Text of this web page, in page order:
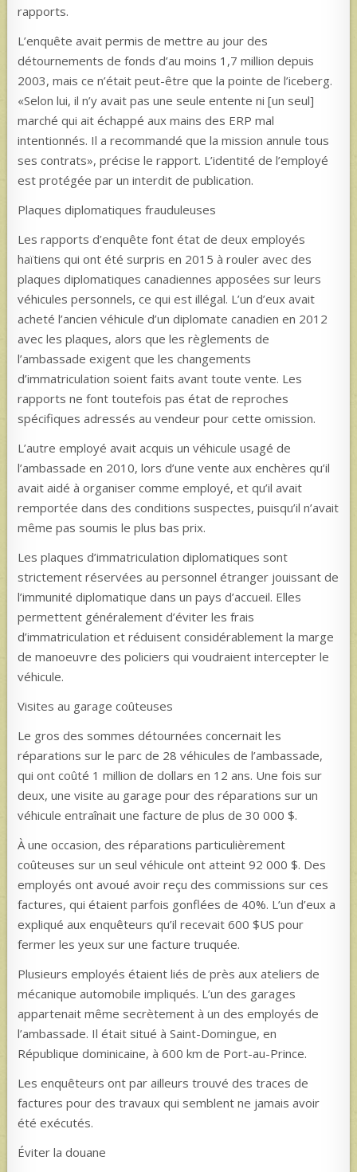
rapports.
L’enquête avait permis de mettre au jour des
détournements de fonds d’au moins 1,7 million depuis
2003, mais ce n’était peut-être que la pointe de l’iceberg.
«Selon lui, il n’y avait pas une seule entente ni [un seul]
marché qui ait échappé aux mains des ERP mal
intentionnés. Il a recommandé que la mission annule tous
ses contrats», précise le rapport. L’identité de l’employé
est protégée par un interdit de publication.
Plaques diplomatiques frauduleuses
Les rapports d’enquête font état de deux employés
haïtiens qui ont été surpris en 2015 à rouler avec des
plaques diplomatiques canadiennes apposées sur leurs
véhicules personnels, ce qui est illégal. L’un d’eux avait
acheté l’ancien véhicule d’un diplomate canadien en 2012
avec les plaques, alors que les règlements de
l’ambassade exigent que les changements
d’immatriculation soient faits avant toute vente. Les
rapports ne font toutefois pas état de reproches
spécifiques adressés au vendeur pour cette omission.
L’autre employé avait acquis un véhicule usagé de
l’ambassade en 2010, lors d’une vente aux enchères qu’il
avait aidé à organiser comme employé, et qu’il avait
remportée dans des conditions suspectes, puisqu’il n’avait
même pas soumis le plus bas prix.
Les plaques d’immatriculation diplomatiques sont
strictement réservées au personnel étranger jouissant de
l’immunité diplomatique dans un pays d’accueil. Elles
permettent généralement d’éviter les frais
d’immatriculation et réduisent considérablement la marge
de manoeuvre des policiers qui voudraient intercepter le
véhicule.
Visites au garage coûteuses
Le gros des sommes détournées concernait les
réparations sur le parc de 28 véhicules de l’ambassade,
qui ont coûté 1 million de dollars en 12 ans. Une fois sur
deux, une visite au garage pour des réparations sur un
véhicule entraînait une facture de plus de 30 000 $.
À une occasion, des réparations particulièrement
coûteuses sur un seul véhicule ont atteint 92 000 $. Des
employés ont avoué avoir reçu des commissions sur ces
factures, qui étaient parfois gonflées de 40%. L’un d’eux a
expliqué aux enquêteurs qu’il recevait 600 $US pour
fermer les yeux sur une facture truquée.
Plusieurs employés étaient liés de près aux ateliers de
mécanique automobile impliqués. L’un des garages
appartenait même secrètement à un des employés de
l’ambassade. Il était situé à Saint-Domingue, en
République dominicaine, à 600 km de Port-au-Prince.
Les enquêteurs ont par ailleurs trouvé des traces de
factures pour des travaux qui semblent ne jamais avoir
été exécutés.
Éviter la douane